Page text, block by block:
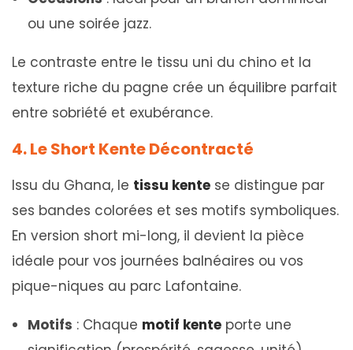
ou une soirée jazz.
Le contraste entre le tissu uni du chino et la
texture riche du pagne crée un équilibre parfait
entre sobriété et exubérance.
4. Le Short Kente Décontracté
Issu du Ghana, le tissu kente se distingue par
ses bandes colorées et ses motifs symboliques.
En version short mi-long, il devient la pièce
idéale pour vos journées balnéaires ou vos
pique-niques au parc Lafontaine.
Motifs : Chaque motif kente porte une